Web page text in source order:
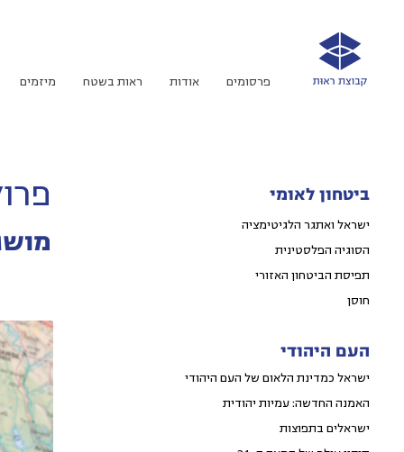
פרסומים אודות ראות בשטח מיזמים
ביטחון לאומי
ישראל ואתגר הלגיטימציה
הסוגיה הפלסטינית
תפיסת הביטחון האזורי
חוסן
העם היהודי
ישראל כמדינת הלאום של העם היהודי
האמנה החדשה: עמיות יהודית
ישראלים בתפוצות